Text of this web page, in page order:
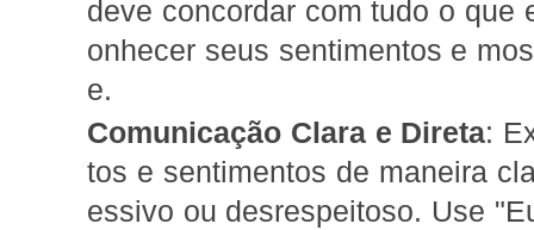
deve concordar com tudo o que
onhecer seus sentimentos e
e.
Comunicação Clara e Direta:
tos e sentimentos de maneira
essivo ou desrespeitoso. Use